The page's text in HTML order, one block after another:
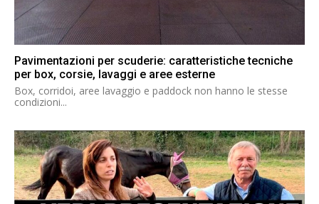
Pavimentazioni per scuderie: caratteristiche tecniche
per box, corsie, lavaggi e aree esterne
Box, corridoi, aree lavaggio e paddock non hanno le stesse
condizioni...